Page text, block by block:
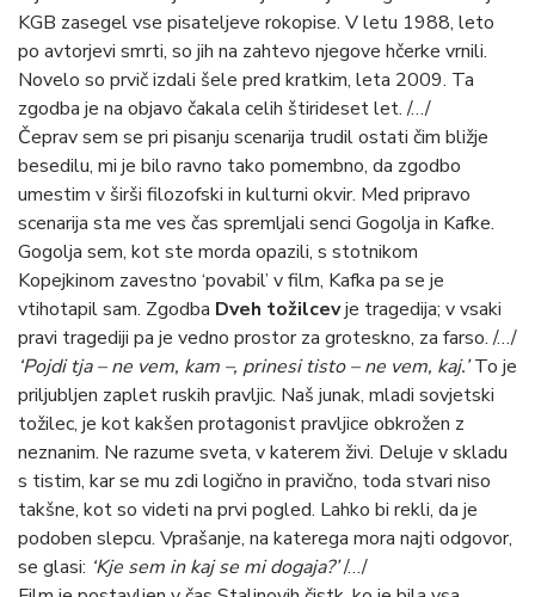
KGB zasegel vse pisateljeve rokopise. V letu 1988, leto
po avtorjevi smrti, so jih na zahtevo njegove hčerke vrnili.
Novelo so prvič izdali šele pred kratkim, leta 2009. Ta
zgodba je na objavo čakala celih štirideset let. /…/
Čeprav sem se pri pisanju scenarija trudil ostati čim bližje
besedilu, mi je bilo ravno tako pomembno, da zgodbo
umestim v širši filozofski in kulturni okvir. Med pripravo
scenarija sta me ves čas spremljali senci Gogolja in Kafke.
Gogolja sem, kot ste morda opazili, s stotnikom
Kopejkinom zavestno ‘povabil’ v film, Kafka pa se je
vtihotapil sam. Zgodba Dveh tožilcevje tragedija; v vsaki
pravi tragediji pa je vedno prostor za groteskno, za farso. /…/
‘Pojdi tja – ne vem, kam –, prinesi tisto – ne vem, kaj.’To je
priljubljen zaplet ruskih pravljic. Naš junak, mladi sovjetski
tožilec, je kot kakšen protagonist pravljice obkrožen z
neznanim. Ne razume sveta, v katerem živi. Deluje v skladu
s tistim, kar se mu zdi logično in pravično, toda stvari niso
takšne, kot so videti na prvi pogled. Lahko bi rekli, da je
podoben slepcu. Vprašanje, na katerega mora najti odgovor,
se glasi: ‘Kje sem in kaj se mi dogaja?’/…/